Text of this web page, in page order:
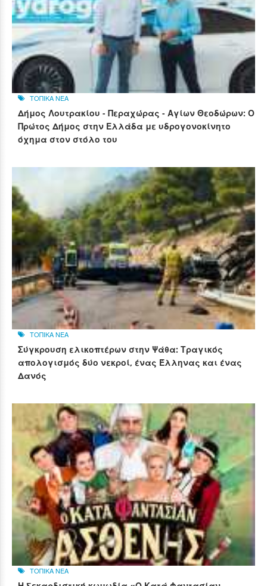
ΤΟΠΙΚΑ ΝΕΑ
Δήμος Λουτρακίου - Περαχώρας - Αγίων Θεοδώρων: Ο
Πρώτος Δήμος στην Ελλάδα με υδρογονοκίνητο
όχημα στον στόλο του
ΤΟΠΙΚΑ ΝΕΑ
Σύγκρουση ελικοπτέρων στην Ψάθα: Τραγικός
απολογισμός δύο νεκροί, ένας Έλληνας και ένας
Δανός
ΤΟΠΙΚΑ ΝΕΑ